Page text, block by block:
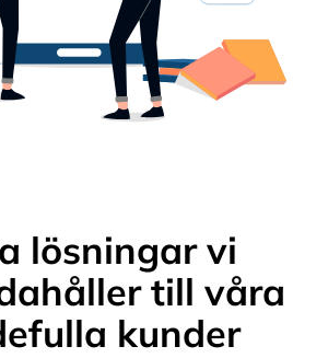
lösningar vi
till våra
kunder